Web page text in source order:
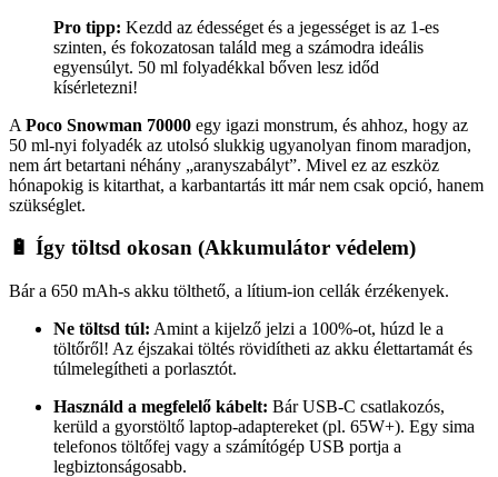
Pro tipp: Kezdd az édességet és a jegességet is az 1-es
szinten, és fokozatosan találd meg a számodra ideális
egyensúlyt. 50 ml folyadékkal bőven lesz időd
kísérletezni!
A Poco Snowman 70000 egy igazi monstrum, és ahhoz, hogy az
50 ml-nyi folyadék az utolsó slukkig ugyanolyan finom maradjon,
nem árt betartani néhány „aranyszabályt”. Mivel ez az eszköz
hónapokig is kitarthat, a karbantartás itt már nem csak opció, hanem
szükséglet.
🔋 Így töltsd okosan (Akkumulátor védelem)
Bár a 650 mAh-s akku tölthető, a lítium-ion cellák érzékenyek.
Ne töltsd túl: Amint a kijelző jelzi a 100%-ot, húzd le a
töltőről! Az éjszakai töltés rövidítheti az akku élettartamát és
túlmelegítheti a porlasztót.
Használd a megfelelő kábelt: Bár USB-C csatlakozós,
kerüld a gyorstöltő laptop-adaptereket (pl. 65W+). Egy sima
telefonos töltőfej vagy a számítógép USB portja a
legbiztonságosabb.